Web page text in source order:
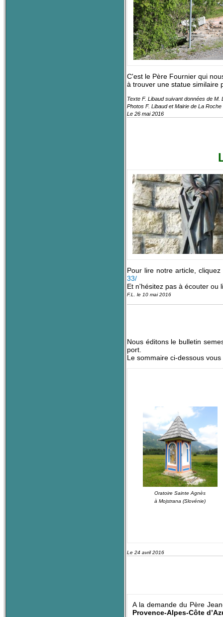
C'est le Père Fournier qui
à trouver une statue similaire
Texte F. Libaud suivant données de M.
Photos F. Libaud et Mairie de La
Le 26 mai 2016
Pour lire notre article,
33/
Et n'hésitez pas à écouter ou
F.L. le 10 mai 2016
Nous éditons le bulletin
port.
Le sommaire ci-dessous
Oratoire Sainte Agnès
à Mojstrana (Slovénie)
Le 24 avril 2016
A la demande du Père
Provence-Alpes-Côte